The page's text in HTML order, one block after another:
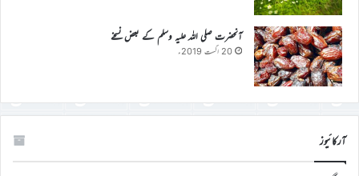
آنحضرت صلی اللہ علیہ وسلم کے بعض نسخے
20 اگست 2019ء
آرکائیوز